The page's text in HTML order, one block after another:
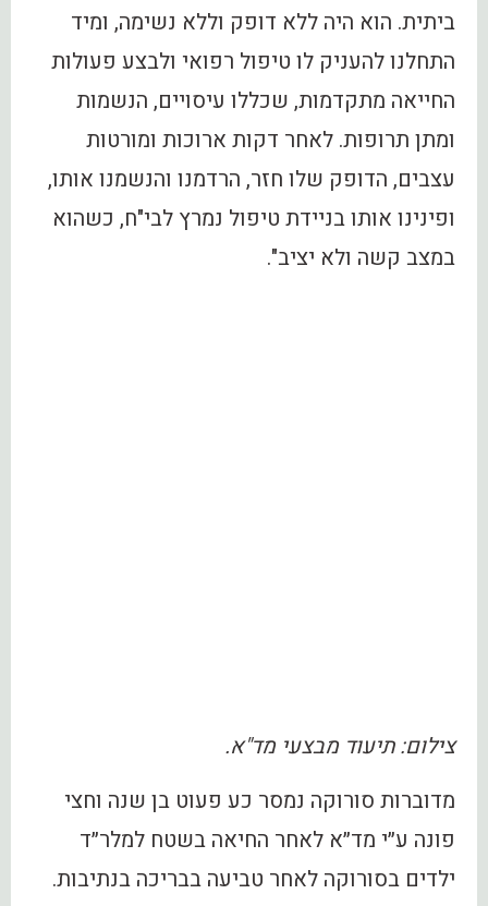
ביתית. הוא היה ללא דופק וללא נשימה, ומיד
התחלנו להעניק לו טיפול רפואי ולבצע פעולות
החייאה מתקדמות, שכללו עיסויים, הנשמות
ומתן תרופות. לאחר דקות ארוכות ומורטות
עצבים, הדופק שלו חזר, הרדמנו והנשמנו אותו,
ופינינו אותו בניידת טיפול נמרץ לבי"ח, כשהוא
במצב קשה ולא יציב".
צילום: תיעוד מבצעי מד"א.
מדוברות סורוקה נמסר כע פעוט בן שנה וחצי
פונה ע״י מד״א לאחר החיאה בשטח למלר״ד
ילדים בסורוקה לאחר טביעה בבריכה בנתיבות.